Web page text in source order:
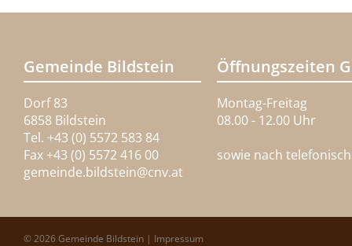
Gemeinde Bildstein
Dorf 83
6858 Bildstein
Tel. +43 (0) 5572 583 84
Fax +43 (0) 5572 416 00
gemeinde.bildstein@cnv.at
Öffnungszeiten
Montag-Freitag
08.00 - 12.00 Uhr
sowie nach
© 2026 Gemeinde Bildstein | Impressum